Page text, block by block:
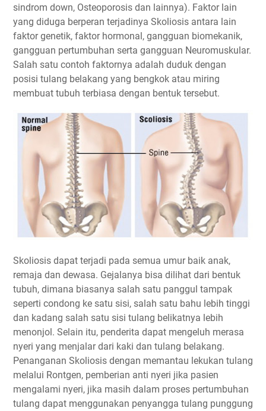
sindrom down, Osteoporosis dan lainnya). Faktor lain
yang diduga berperan terjadinya Skoliosis antara lain
faktor genetik, faktor hormonal, gangguan biomekanik,
gangguan pertumbuhan serta gangguan Neuromuskular.
Salah satu contoh faktornya adalah duduk dengan
posisi tulang belakang yang bengkok atau miring
membuat tubuh terbiasa dengan bentuk tersebut.
Skoliosis dapat terjadi pada semua umur baik anak,
remaja dan dewasa. Gejalanya bisa dilihat dari bentuk
tubuh, dimana biasanya salah satu panggul tampak
seperti condong ke satu sisi, salah satu bahu lebih tinggi
dan kadang salah satu sisi tulang belikatnya lebih
menonjol. Selain itu, penderita dapat mengeluh merasa
nyeri yang menjalar dari kaki dan tulang belakang.
Penanganan Skoliosis dengan memantau lekukan tulang
melalui Rontgen, pemberian anti nyeri jika pasien
mengalami nyeri, jika masih dalam proses pertumbuhan
tulang dapat menggunakan penyangga tulang punggung